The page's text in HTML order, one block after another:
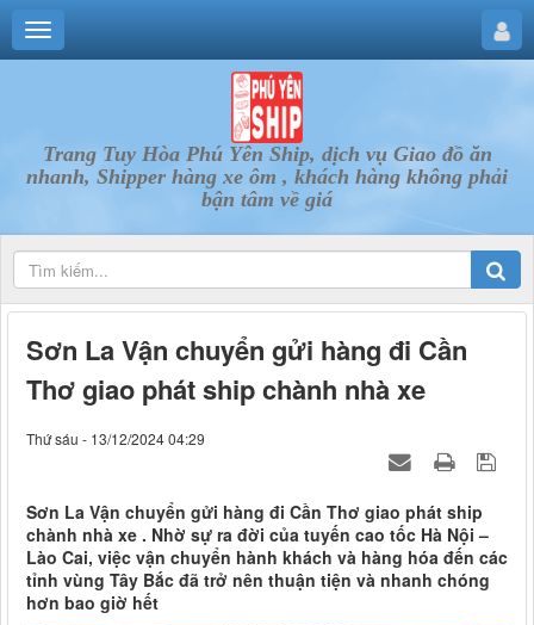
Trang Tuy Hòa Phú Yên Ship, dịch vụ Giao đồ ăn
nhanh, Shipper hàng xe ôm , khách hàng không phải
bận tâm về giá
Sơn La Vận chuyển gửi hàng đi Cần
Thơ giao phát ship chành nhà xe
Thứ sáu - 13/12/2024 04:29
Sơn La Vận chuyển gửi hàng đi Cần Thơ giao phát ship
chành nhà xe . Nhờ sự ra đời của tuyến cao tốc Hà Nội –
Lào Cai, việc vận chuyển hành khách và hàng hóa đến các
tỉnh vùng Tây Bắc đã trở nên thuận tiện và nhanh chóng
hơn bao giờ hết